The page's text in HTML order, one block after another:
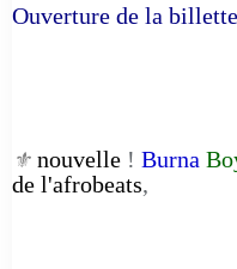
Ouverture de la
⚜️ nouvelle ! Burna
de l'afrobeats,